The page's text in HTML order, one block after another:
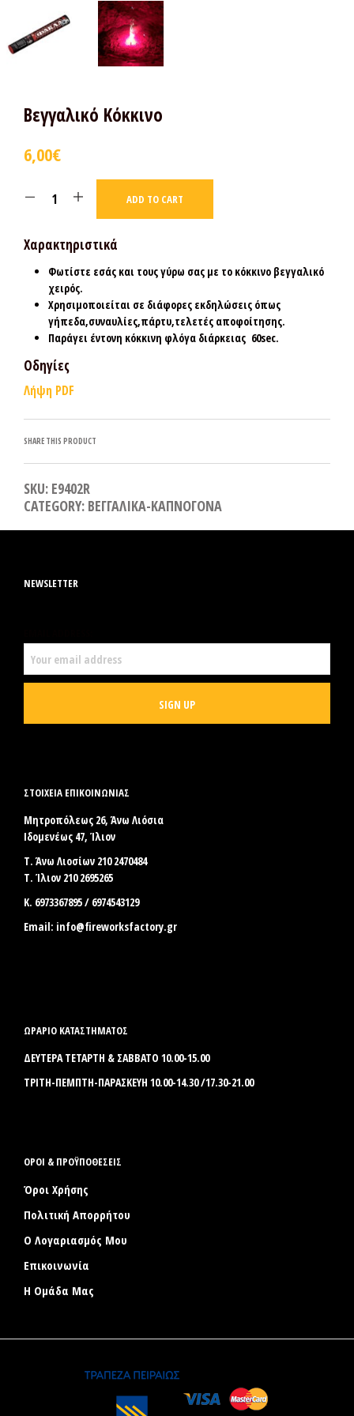
Βεγγαλικό Κόκκινο
6,00€
ADD TO CART
Χαρακτηριστικά
Φωτίστε εσάς και τους γύρω σας με το κόκκινο βεγγαλικό
χειρός.
Χρησιμοποιείται σε διάφορες εκδηλώσεις όπως
γήπεδα,συναυλίες,πάρτυ,τελετές αποφοίτησης.
Παράγει έντονη κόκκινη φλόγα διάρκειας 60sec.
Οδηγίες
Λήψη PDF
SHARE THIS PRODUCT
SKU: Ε9402R
CATEGORY: ΒΕΓΓΑΛΙΚΑ-ΚΑΠΝΟΓΟΝΑ
NEWSLETTER
ΣΤΟΙΧΕΊΑ ΕΠΙΚΟΙΝΩΝΊΑΣ
Μητροπόλεως 26, Άνω Λιόσια
Ιδομενέως 47, Ίλιον
Τ. Άνω Λιοσίων 210 2470484
Τ. Ίλιον 210 2695265
Κ. 6973367895 / 6974543129
Email: info@fireworksfactory.gr
ΩΡΑΡΙΟ ΚΑΤΑΣΤΗΜΑΤΟΣ
ΔΕΥΤΕΡΑ ΤΕΤΑΡΤΗ & ΣΑΒΒΑΤΟ 10.00-15.00
ΤΡΙΤΗ-ΠΕΜΠΤΗ-ΠΑΡΑΣΚΕΥΗ 10.00-14.30 /17.30-21.00
ΟΡΟΙ & ΠΡΟΫΠΟΘΕΣΕΙΣ
Όροι Χρήσης
Πολιτική Απορρήτου
Ο Λογαριασμός Μου
Επικοινωνία
Η Ομάδα Μας